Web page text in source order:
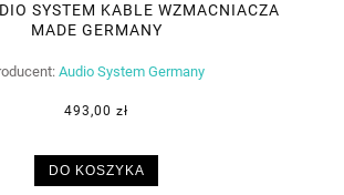
SYSTEM KABLE WZMACNIACZA
MADE GERMANY
Audio System Germany
493,00 zł
DO KOSZYKA